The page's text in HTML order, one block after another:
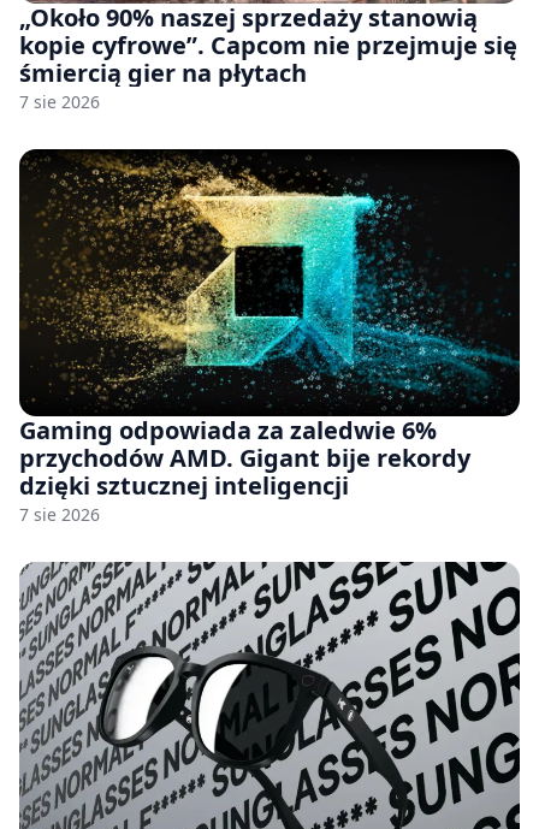
„Około 90% naszej sprzedaży stanowią
kopie cyfrowe”. Capcom nie przejmuje się
śmiercią gier na płytach
7 sie 2026
Gaming odpowiada za zaledwie 6%
przychodów AMD. Gigant bije rekordy
dzięki sztucznej inteligencji
7 sie 2026